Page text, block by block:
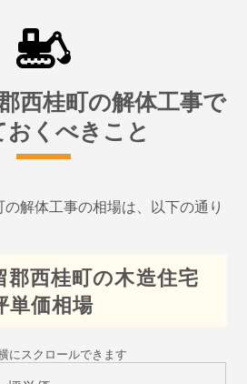
西桂町の解体工事で
くべきこと
解体工事の相場は、以下の通り
郡西桂町の木造住宅
単価相場